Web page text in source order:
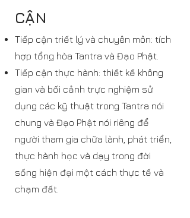
CẬN
Tiếp cận triết lý và chuyên môn: tích
hợp tổng hòa Tantra và Đạo Phật.
Tiếp cận thực hành: thiết kế không
gian và bối cảnh trực nghiệm sử
dụng các kỹ thuật trong Tantra nói
chung và Đạo Phật nói riêng để
người tham gia chữa lành, phát triển,
thực hành học và dạy trong đời
sống hiện đại một cách thực tế và
chạm đất.